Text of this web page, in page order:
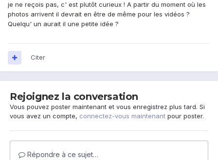
je ne reçois pas, c' est plutôt curieux ! A partir du moment où les
photos arrivent il devrait en être de même pour les vidéos ?
Quelqu' un aurait il une petite idée ?
Citer
Rejoignez la conversation
Vous pouvez poster maintenant et vous enregistrez plus tard. Si
vous avez un compte, connectez-vous maintenant pour poster.
Répondre à ce sujet…